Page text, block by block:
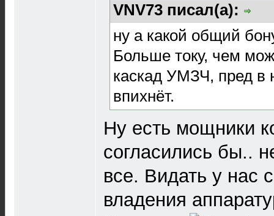
VNV73 писал(а):
ну а какой общий
Больше току, чем
каскад УМЗЧ, пред в
впихнёт.
Ну есть мощники
согласились бы..
все. Видать у нас
владения